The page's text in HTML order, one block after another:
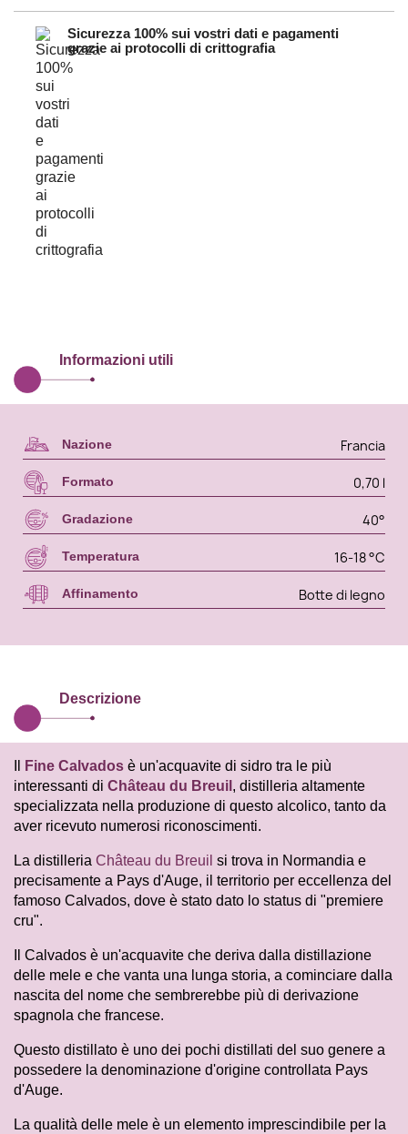
Sicurezza 100% sui vostri dati e pagamenti
grazie ai protocolli di crittografia
Informazioni utili
Nazione Francia
Formato 0,70 l
Gradazione 40°
Temperatura 16-18 °C
Affinamento Botte di legno
Descrizione
Fine Calvados è un'acquavite di sidro tra le più
interessanti di Château du Breuil , distilleria altamente
specializzata nella produzione di questo alcolico, tanto da
aver ricevuto numerosi riconoscimenti.
La distilleria Château du Breuil si trova in Normandia e
precisamente a Pays d'Auge, il territorio per eccellenza del
famoso Calvados, dove è stato dato lo status di "premiere
cru".
Il Calvados è un'acquavite che deriva dalla distillazione
delle mele e che vanta una lunga storia, a cominciare dalla
nascita del nome che sembrerebbe più di derivazione
spagnola che francese.
Questo distillato è uno dei pochi distillati del suo genere a
possedere la denominazione d'origine controllata Pays
d'Auge.
La qualità delle mele è un elemento imprescindibile per la